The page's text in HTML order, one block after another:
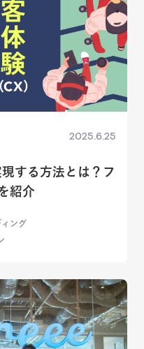
2025.6.25
する方法とは？フ
紹介
ング